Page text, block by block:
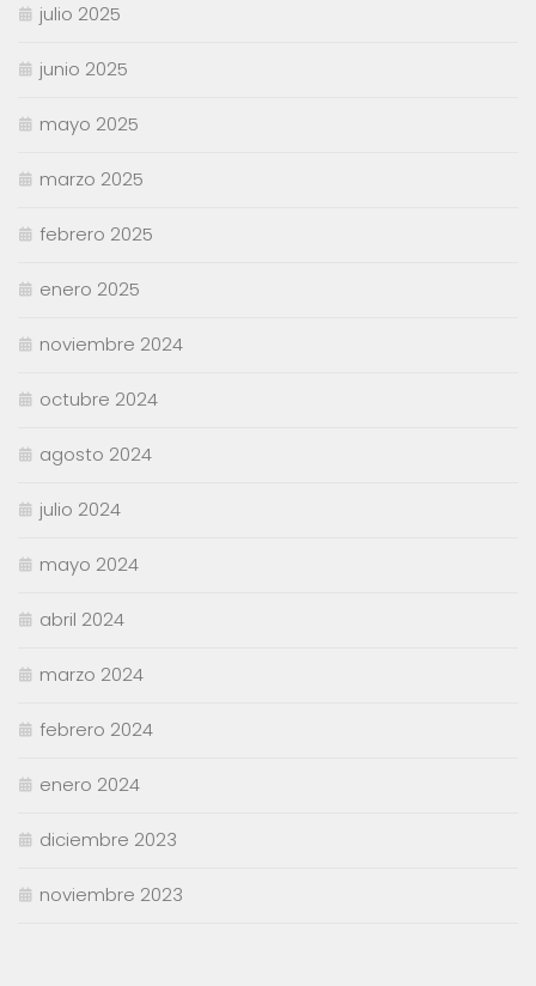
julio 2025
junio 2025
mayo 2025
marzo 2025
febrero 2025
enero 2025
noviembre 2024
octubre 2024
agosto 2024
julio 2024
mayo 2024
abril 2024
marzo 2024
febrero 2024
enero 2024
diciembre 2023
noviembre 2023